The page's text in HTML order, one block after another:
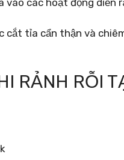
các hoạt động diễn
cắt tỉa cẩn thận và
RẢNH RỖI